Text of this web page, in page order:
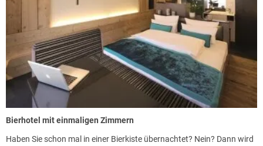
Braumeister über die Schulter.
Brennbar
Lassen Sie den Tag mit Ihrem Lieblingsgetränk ausklingen: Vom
hausgebrauten Bier bis hin zu edlen Destillaten aus der hauseigenen
Brennerei können Sie eine reichhaltige Getränkeangebot wählen. Den
Traditionen des Gerstensafts, seiner Geschichte und der bis heute
hochgehaltenen Reinheit und handwerklichen Qualität ist das
BierKulturHotel Schwanen schließlich gewidmet.
Genussreiche Biergarten-Idylle
Bierhotel mit einmaligen Zimmern
Haben Sie schon mal in einer Bierkiste übernachtet? Nein? Dann wird